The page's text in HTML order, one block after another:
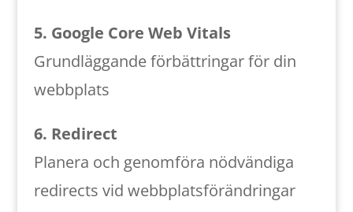
5. Google Core Web Vitals
Grundläggande förbättringar för din
webbplats
6. Redirect
Planera och genomföra nödvändiga
redirects vid webbplatsförändringar